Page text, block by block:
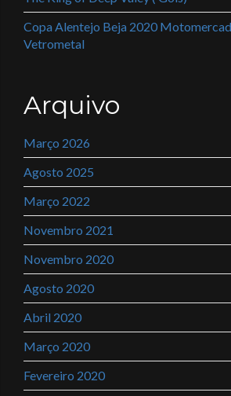
Copa Alentejo Beja 2020
Vetrometal
Arquivo
Março 2026
Agosto 2025
Março 2022
Novembro 2021
Novembro 2020
Agosto 2020
Abril 2020
Março 2020
Fevereiro 2020